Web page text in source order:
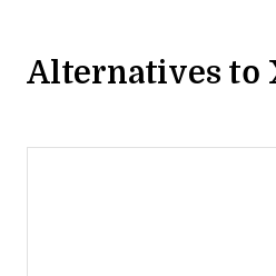
Alternatives to